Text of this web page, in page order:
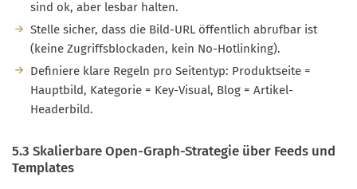
sind ok, aber lesbar halten.
Stelle sicher, dass die Bild-URL öffentlich abrufbar ist
(keine Zugriffsblockaden, kein No-Hotlinking).
Definiere klare Regeln pro Seitentyp: Produktseite =
Hauptbild, Kategorie = Key-Visual, Blog = Artikel-
Headerbild.
5.3 Skalierbare Open-Graph-Strategie über Feeds und
Templates